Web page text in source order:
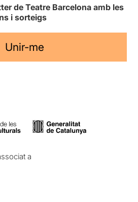
de Teatre Barcelona amb les
i sorteigs
Unir-me
a